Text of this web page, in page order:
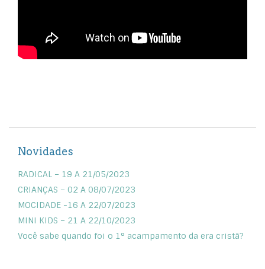
Novidades
RADICAL – 19 A 21/05/2023
CRIANÇAS – 02 A 08/07/2023
MOCIDADE -16 A 22/07/2023
MINI KIDS – 21 A 22/10/2023
Você sabe quando foi o 1° acampamento da era cristã?